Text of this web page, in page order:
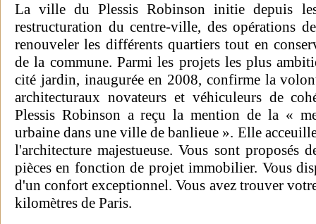
La ville du Plessis Robinson initie depuis
restructuration du centre-ville, des opérations
renouveler les différents quartiers tout en
de la commune. Parmi les projets les plus
cité jardin, inaugurée en 2008, confirme la
architecturaux novateurs et véhiculeurs de
Plessis Robinson a reçu la mention de la «
urbaine dans une ville de banlieue ». Elle
l'architecture majestueuse. Vous sont proposés
pièces en fonction de projet immobilier. Vous
d'un confort exceptionnel. Vous avez trouver
kilomètres de Paris.